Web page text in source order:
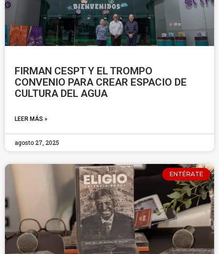
FIRMAN CESPT Y EL TROMPO
CONVENIO PARA CREAR ESPACIO DE
CULTURA DEL AGUA
LEER MÁS »
agosto 27, 2025
ENTÉRATE